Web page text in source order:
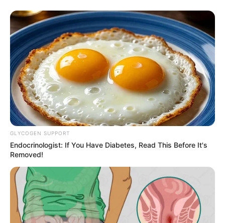
Ο γιος μου Hunter !! Ξεκινάει τον
Σεπτέμβρη η προβολή της ταινίας...
Παρασκευή, 19 Αυγούστου 2022, 15:24
ΘΑ ΓΙΝΕΙ ΧΑMΟΣ – Στις...
Η Εξέγερση των Φωτεινών
Όντων Κατά Ερπετοειδών
Βρισκόμαστε Στην
οικονομική άβυσσο;
GLYCOGEN SUPPORT
Endocrinologist: If You Have Diabetes, Read This Before It's
Removed!